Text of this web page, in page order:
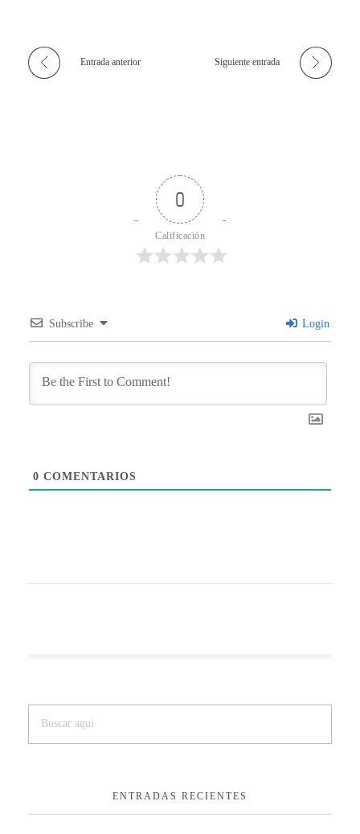
Entrada anterior Siguiente entrada
0
Calificación
Subscribe Login
0 COMENTARIOS
ENTRADAS RECIENTES